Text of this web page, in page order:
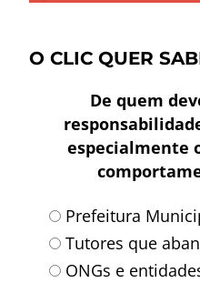
O CLIC QUER
De quem
especialmente
Prefeitura
Tutores que
ONGs e